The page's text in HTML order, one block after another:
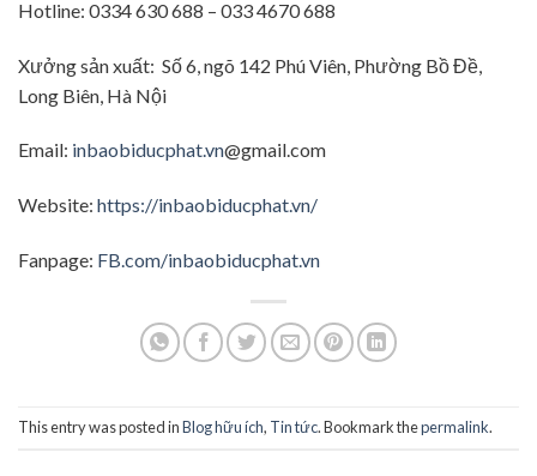
Hotline: 0334 630 688 – 033 4670 688
Xưởng sản xuất: Số 6, ngõ 142 Phú Viên, Phường Bồ Đề,
Long Biên, Hà Nội
Email: inbaobiducphat.vn@gmail.com
Website: https://inbaobiducphat.vn/
Fanpage: FB.com/inbaobiducphat.vn
This entry was posted inBlog hữu ích, Tin tức. Bookmark thepermalink.